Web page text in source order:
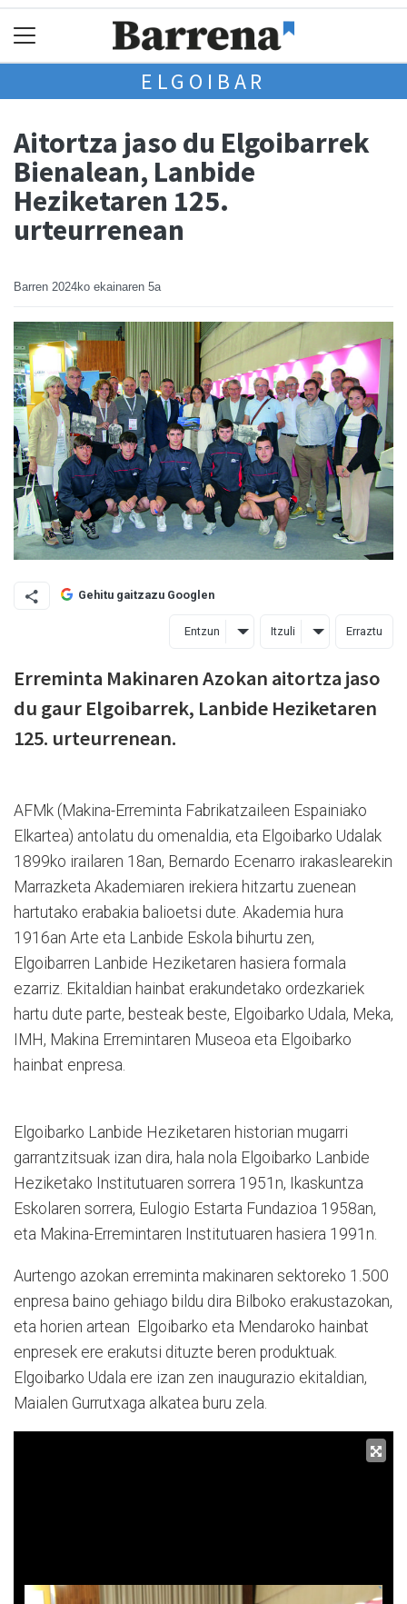
ELGOIBAR
Aitortza jaso du Elgoibarrek
Bienalean, Lanbide
Heziketaren 125.
urteurrenean
Barren 2024ko ekainaren 5a
Gehitu gaitzazu Googlen
Entzun Itzuli Erraztu
Erreminta Makinaren Azokan aitortza jaso
du gaur Elgoibarrek, Lanbide Heziketaren
125. urteurrenean.
AFMk (Makina-Erreminta Fabrikatzaileen Espainiako
Elkartea) antolatu du omenaldia, eta Elgoibarko Udalak
1899ko irailaren 18an, Bernardo Ecenarro irakaslearekin
Marrazketa Akademiaren irekiera hitzartu zuenean
hartutako erabakia balioetsi dute. Akademia hura
1916an Arte eta Lanbide Eskola bihurtu zen,
Elgoibarren Lanbide Heziketaren hasiera formala
ezarriz. Ekitaldian hainbat erakundetako ordezkariek
hartu dute parte, besteak beste, Elgoibarko Udala, Meka,
IMH, Makina Erremintaren Museoa eta Elgoibarko
hainbat enpresa.
Elgoibarko Lanbide Heziketaren historian mugarri
garrantzitsuak izan dira, hala nola Elgoibarko Lanbide
Heziketako Institutuaren sorrera 1951n, Ikaskuntza
Eskolaren sorrera, Eulogio Estarta Fundazioa 1958an,
eta Makina-Erremintaren Institutuaren hasiera 1991n.
Aurtengo azokan erreminta makinaren sektoreko 1.500
enpresa baino gehiago bildu dira Bilboko erakustazokan,
eta horien artean Elgoibarko eta Mendaroko hainbat
enpresek ere erakutsi dituzte beren produktuak.
Elgoibarko Udala ere izan zen inaugurazio ekitaldian,
Maialen Gurrutxaga alkatea buru zela.